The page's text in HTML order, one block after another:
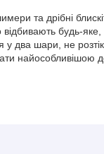
та дрібні
будь-яке,
у два шари, не
найособливішою